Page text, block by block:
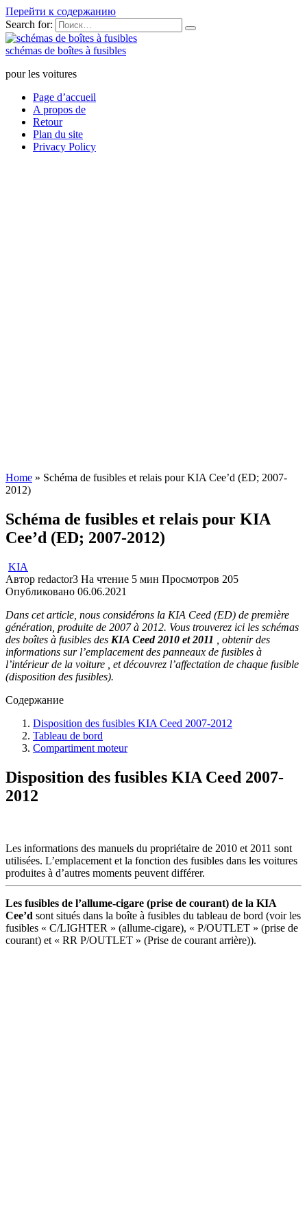
Перейти к содержанию
Search for:
schémas de boîtes à fusibles
pour les voitures
Page d’accueil
A propos de
Retour
Plan du site
Privacy Policy
Home » Schéma de fusibles et relais pour KIA Cee’d (ED; 2007-
2012)
Schéma de fusibles et relais pour KIA
Cee’d (ED; 2007-2012)
KIA
Автор redactor3 На чтение 5 мин Просмотров 205
Опубликовано 06.06.2021
Dans cet article, nous considérons la KIA Ceed (ED) de première
génération, produite de 2007 à 2012. Vous trouverez ici les schémas
des boîtes à fusibles des KIA Ceed 2010 et 2011 , obtenir des
informations sur l’emplacement des panneaux de fusibles à
l’intérieur de la voiture , et découvrez l’affectation de chaque fusible
(disposition des fusibles).
Содержание
Disposition des fusibles KIA Ceed 2007-2012
Tableau de bord
Compartiment moteur
Disposition des fusibles KIA Ceed 2007-
2012
Les informations des manuels du propriétaire de 2010 et 2011 sont
utilisées. L’emplacement et la fonction des fusibles dans les voitures
produites à d’autres moments peuvent différer.
Les fusibles de l’allume-cigare (prise de courant) de la KIA
Cee’d sont situés dans la boîte à fusibles du tableau de bord (voir les
fusibles « C/LIGHTER » (allume-cigare), « P/OUTLET » (prise de
courant) et « RR P/OUTLET » (Prise de courant arrière)).